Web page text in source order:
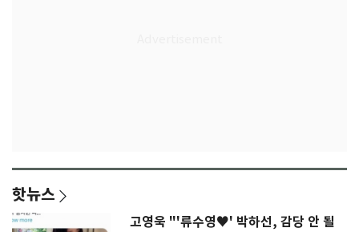
핫뉴스
고영욱 "'류수영♥' 박하선, 감당 안 될